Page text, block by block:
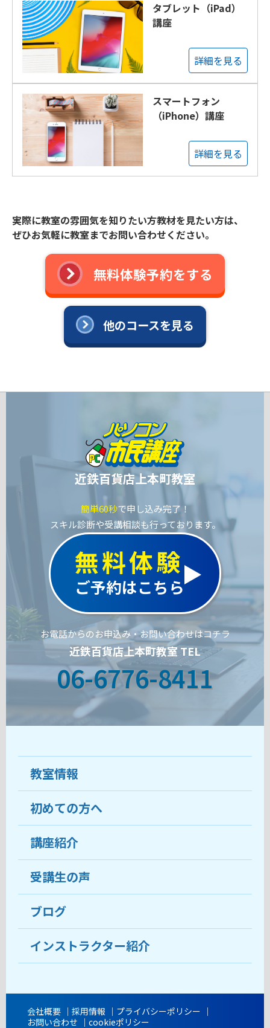
タブレット（iPad）
講座
詳細を見る
スマートフォン
（iPhone）講座
詳細を見る
実際に教室の雰囲気を知りたい方教材を見たい方は、
ぜひお気軽に教室までお問い合わせください。
無料体験予約をする
他のコースを見る
近鉄百貨店上本町教室
簡単60秒で申し込み完了！
スキル診断や受講相談も行っております。
無料体験
ご予約はこちら
お電話からのお申込み・お問い合わせはコチラ
近鉄百貨店上本町教室 TEL
06-6776-8411
教室情報
教室について
受講生の声
おすすめ・人気の講座
目的から講座を探す
教室ブログ
初めての方へ
ココがおすすめ
料金
受講までの流れ
よくあるご質問
講座紹介
受講生の声
ブログ
インストラクター紹介
会社概要 採用情報
プライバシーポリシー
お問い合わせ
cookieポリシー